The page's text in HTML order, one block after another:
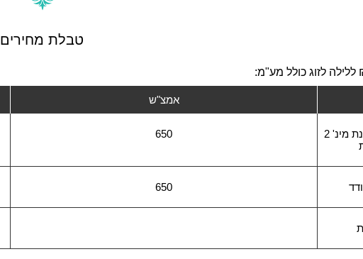
טבלת מחירים
לזוג כולל מע"מ:
אמצ"ש
לילה - בהזמנת מינ' 2
650
650